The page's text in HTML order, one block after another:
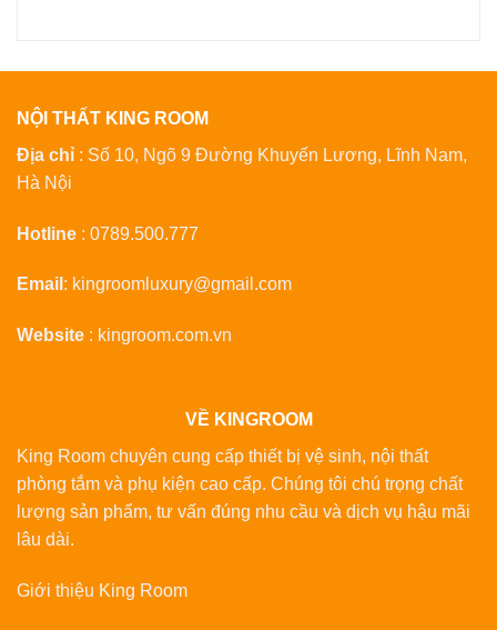
NỘI THẤT KING ROOM
Địa chỉ : Số 10, Ngõ 9 Đường Khuyến Lương, Lĩnh Nam,
Hà Nội
Hotline : 0789.500.777
Email : kingroomluxury@gmail.com
Website : kingroom.com.vn
VỀ KINGROOM
King Room chuyên cung cấp thiết bị vệ sinh, nội thất
phòng tắm và phụ kiện cao cấp. Chúng tôi chú trọng chất
lượng sản phẩm, tư vấn đúng nhu cầu và dịch vụ hậu mãi
lâu dài.
Giới thiệu King Room